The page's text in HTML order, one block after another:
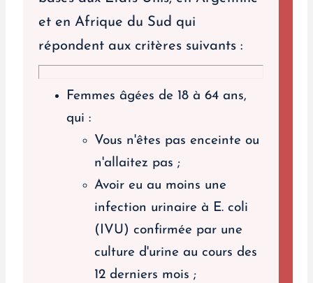
et en Afrique du Sud qui
répondent aux critères suivants :
Femmes âgées de 18 à 64 ans,
qui :
Vous n'êtes pas enceinte ou
n'allaitez pas ;
Avoir eu au moins une
infection urinaire à E. coli
(IVU) confirmée par une
culture d'urine au cours des
12 derniers mois ;